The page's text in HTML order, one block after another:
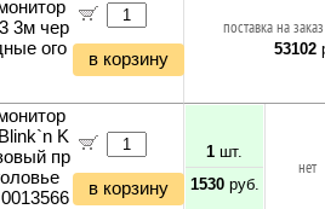
3м чер
ого
в корзину
поставка на
53102
K
пр
в корзину
1 шт.
1530руб.
нет